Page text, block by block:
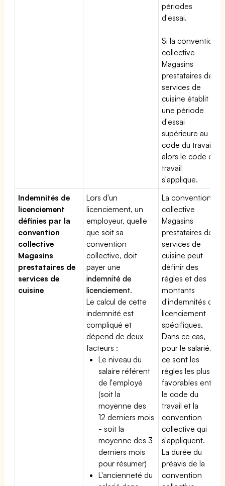
périodes
d'essai.
Si la convention
collective
Magasins
prestataires de
services de
cuisine établit
une période
d'essai
supérieure au
code du travail,
alors le code du
travail
s'applique.
Indemnités de
licenciement
définies par la
convention
collective
Magasins
prestataires de
services de
cuisine
Lors d'un
licenciement, un
employeur, quelle
que soit sa
convention
collective, doit
payer une
indemnité de
licenciement.
Le calcul de cette
indemnité est
compliqué et
dépend de deux
facteurs :
Le niveau du
salaire référent
de l'employé
(soit la
moyenne des
12 derniers mois
- soit la
moyenne des 3
derniers mois
pour résumer)
L'ancienneté du
La convention
collective
Magasins
prestataires de
services de
cuisine peut
définir des
règles et des
montants
d'indemnités de
licenciement
spécifiques.
Dans ce cas,
pour le salarié,
ce sont les
règles les plus
favorables entre
le code du
travail et la
convention
collective qui
s'appliquent.
La durée du
préavis de la
convention